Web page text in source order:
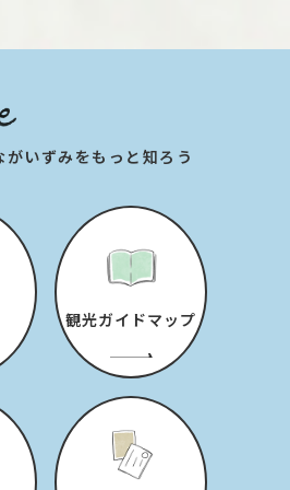
がいずみをもっと知ろう
観光ガイドマップ